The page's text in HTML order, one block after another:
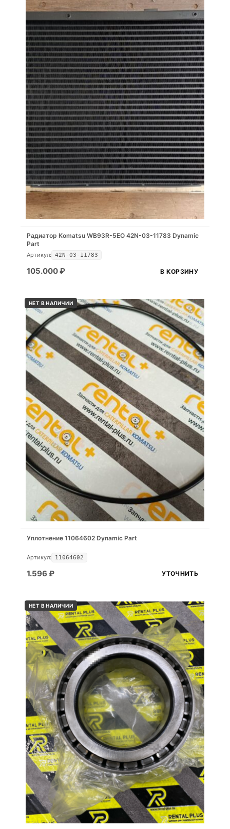
Радиатор Komatsu WB93R-5EO 42N-03-11783 Dynamic
Part
Артикул: 42N-03-11783
105.000₽ В КОРЗИНУ
НЕТ В НАЛИЧИИ
Уплотнение 11064602 Dynamic Part
Артикул: 11064602
1.596 ₽ УТОЧНИТЬ
НЕТ В НАЛИЧИИ